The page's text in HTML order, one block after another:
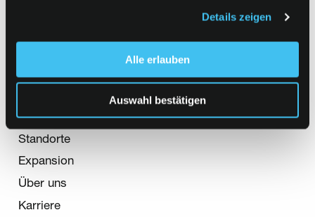
Details zeigen
Alle erlauben
Auswahl bestätigen
Sortiment
Engagement
Sekundär-Navigation
Standorte
Expansion
Über uns
Karriere